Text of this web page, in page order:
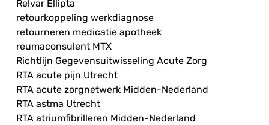
Relvar Ellipta
retourkoppeling werkdiagnose
retourneren medicatie apotheek
reumaconsulent MTX
Richtlijn Gegevensuitwisseling Acute Zorg
RTA acute pijn Utrecht
RTA acute zorgnetwerk Midden-Nederland
RTA astma Utrecht
RTA atriumfibrilleren Midden-Nederland